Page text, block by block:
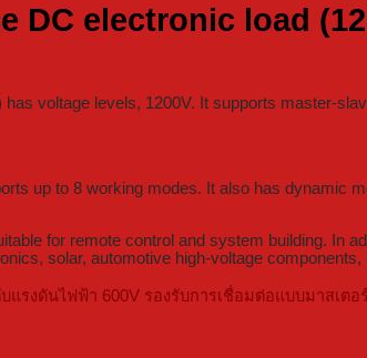
DC electronic load
voltage levels, 1200V. It supports master-
up to 8 working modes. It also has dynamic
for remote control and system building. In
solar, automotive high-voltage
รงดันไฟฟ้า 600V รองรับการเชื่อมต่อแบบมาสเ